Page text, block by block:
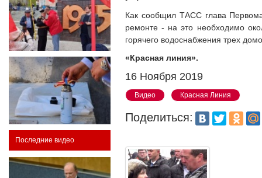
Последние видео
Как сообщил ТАСС глава
ремонте - на это необходимо
горячего водоснабжения трех
«Красная линия».
16 Ноября 2019
Видео Красная Линия
Поделиться: